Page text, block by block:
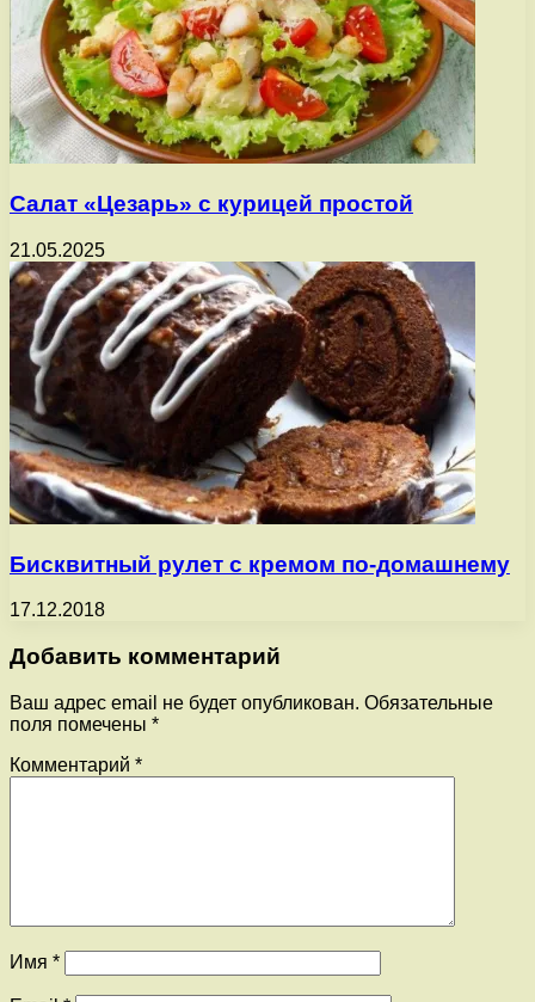
Салат «Цезарь» с курицей простой
21.05.2025
Бисквитный рулет с кремом по-домашнему
17.12.2018
Добавить комментарий
Ваш адрес email не будет опубликован. Обязательные
поля помечены *
Комментарий *
Имя *